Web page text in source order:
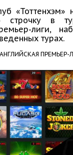
строчку в
лиги,
турах.
АНГЛИЙСКАЯ ПРЕМЬЕР-